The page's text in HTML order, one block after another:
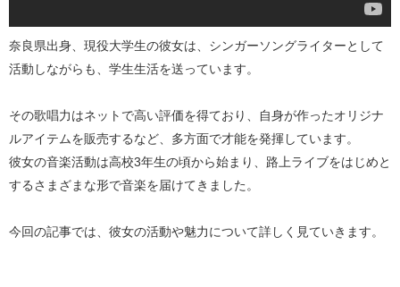
奈良県出身、現役大学生の彼女は、シンガーソングライターとして
活動しながらも、学生生活を送っています。
その歌唱力はネットで高い評価を得ており、自身が作ったオリジナ
ルアイテムを販売するなど、多方面で才能を発揮しています。
彼女の音楽活動は高校3年生の頃から始まり、路上ライブをはじめと
するさまざまな形で音楽を届けてきました。
今回の記事では、彼女の活動や魅力について詳しく見ていきます。